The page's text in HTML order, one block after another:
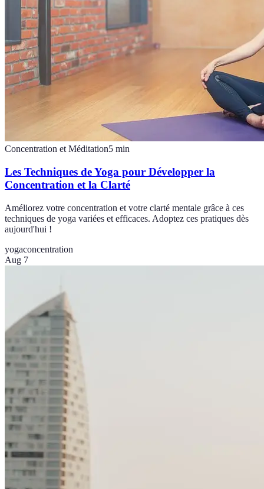
Concentration et Méditation5 min
Les Techniques de Yoga pour Développer la
Concentration et la Clarté
Améliorez votre concentration et votre clarté mentale grâce à ces
techniques de yoga variées et efficaces. Adoptez ces pratiques dès
aujourd'hui !
yogaconcentration
Aug 7